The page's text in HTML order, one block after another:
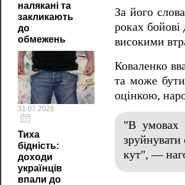
налякані та
закликають
до
обмежень
31.07.2026
Тиха
бідність:
доходи
українців
впали до
За його
роках бойові
високими
Коваленко
та може
оцінкою,
"В умовах
кут", —